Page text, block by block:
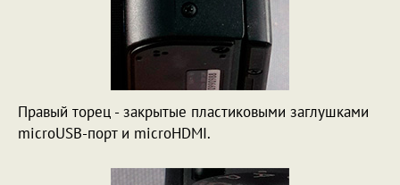
Правый торец - закрытые пластиковыми заглушками
microUSB-порт и microHDMI.